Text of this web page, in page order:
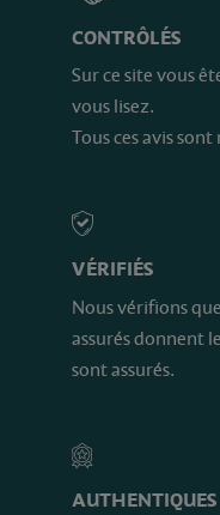
CONTRÔLÉS
Sur ce site vous
vous lisez.
Tous ces avis sont
VÉRIFIÉS
Nous vérifions
assurés donnent
sont assurés.
AUTHENTIQUES